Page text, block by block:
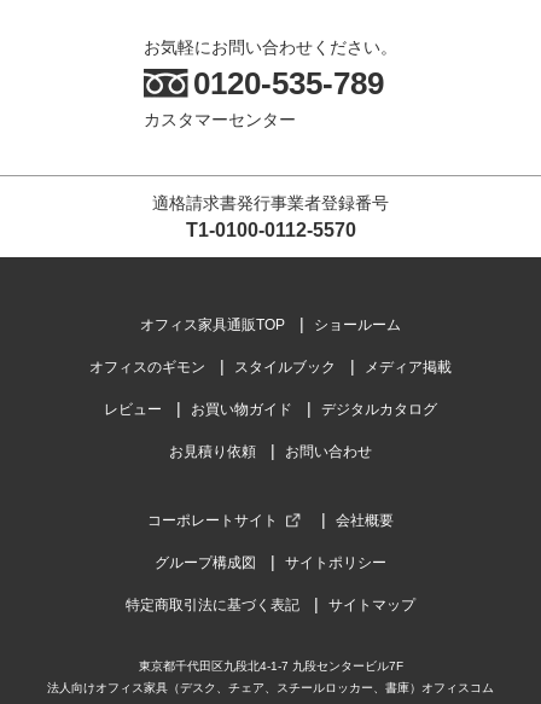
お気軽にお問い合わせください。
0120-535-789
カスタマーセンター
適格請求書発行事業者登録番号
T1-0100-0112-5570
オフィス家具通販TOP ショールーム
オフィスのギモン スタイルブック メディア掲載
レビュー お買い物ガイド デジタルカタログ
お見積り依頼 お問い合わせ
コーポレートサイト 会社概要
グループ構成図 サイトポリシー
特定商取引法に基づく表記 サイトマップ
東京都千代田区九段北4-1-7 九段センタービル7F
法人向けオフィス家具（デスク、チェア、スチールロッカー、書庫）オフィスコム